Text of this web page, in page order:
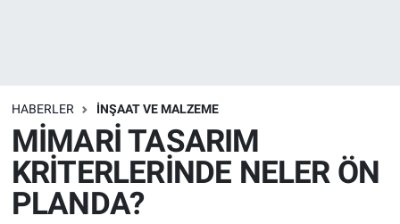
HABERLER İNŞAAT VE MALZEME
MİMARİ TASARIM
KRİTERLERİNDE NELER ÖN
PLANDA?
Depolama Çözümleri
İnşaat ve Malzeme
HaberOrtak